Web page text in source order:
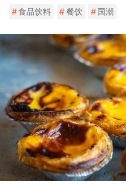
#食品饮料 #餐饮 #国潮